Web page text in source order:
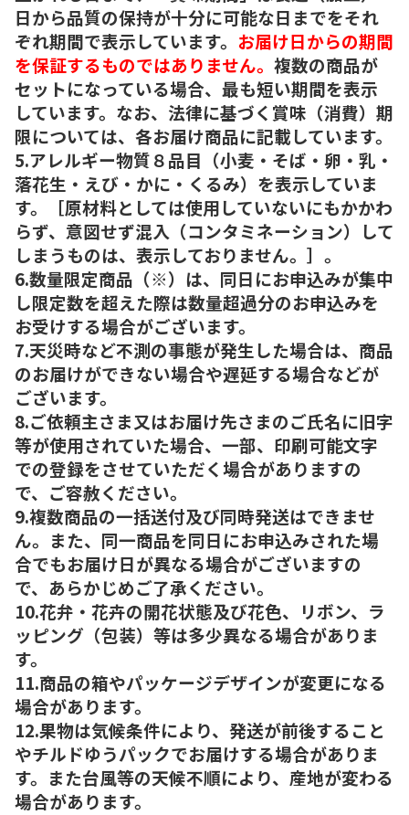
日から品質の保持が十分に可能な日までをそれ
ぞれ期間で表示しています。 お届け日からの期間
を保証するものではありません。 複数の商品が
セットになっている場合、最も短い期間を表示
しています。なお、法律に基づく賞味（消費）期
限については、各お届け商品に記載しています。
5.アレルギー物質８品目（小麦・そば・卵・乳・
落花生・えび・かに・くるみ）を表示していま
す。［原材料としては使用していないにもかかわ
らず、意図せず混入（コンタミネーション）して
しまうものは、表示しておりません。］。
6.数量限定商品（※）は、同日にお申込みが集中
し限定数を超えた際は数量超過分のお申込みを
お受けする場合がございます。
7.天災時など不測の事態が発生した場合は、商品
のお届けができない場合や遅延する場合などが
ございます。
8.ご依頼主さま又はお届け先さまのご氏名に旧字
等が使用されていた場合、一部、印刷可能文字
での登録をさせていただく場合がありますの
で、ご容赦ください。
9.複数商品の一括送付及び同時発送はできませ
ん。また、同一商品を同日にお申込みされた場
合でもお届け日が異なる場合がございますの
で、あらかじめご了承ください。
10.花弁・花卉の開花状態及び花色、リボン、ラ
ッピング（包装）等は多少異なる場合がありま
す。
11.商品の箱やパッケージデザインが変更になる
場合があります。
12.果物は気候条件により、発送が前後すること
やチルドゆうパックでお届けする場合がありま
す。また台風等の天候不順により、産地が変わる
場合があります。